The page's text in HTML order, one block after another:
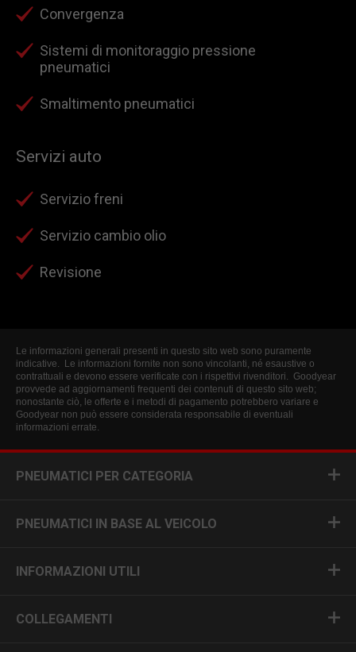
Convergenza
Sistemi di monitoraggio pressione
pneumatici
Smaltimento pneumatici
Servizi auto
Servizio freni
Servizio cambio olio
Revisione
Le informazioni generali presenti in questo sito web sono puramente
indicative. Le informazioni fornite non sono vincolanti, né esaustive o
contrattuali e devono essere verificate con i rispettivi rivenditori. Goodyear
provvede ad aggiornamenti frequenti dei contenuti di questo sito web;
nonostante ciò, le offerte e i metodi di pagamento potrebbero variare e
Goodyear non può essere considerata responsabile di eventuali
informazioni errate.
PNEUMATICI PER CATEGORIA
PNEUMATICI IN BASE AL VEICOLO
INFORMAZIONI UTILI
COLLEGAMENTI